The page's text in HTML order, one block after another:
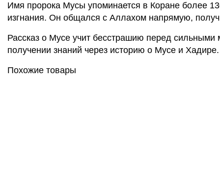
Имя пророка Мусы упоминается в Коране более
изгнания. Он общался с Аллахом напрямую,
Рассказ о Мусе учит бесстрашию перед сильными
получении знаний через историю о Мусе и Хадире.
Похожие товары